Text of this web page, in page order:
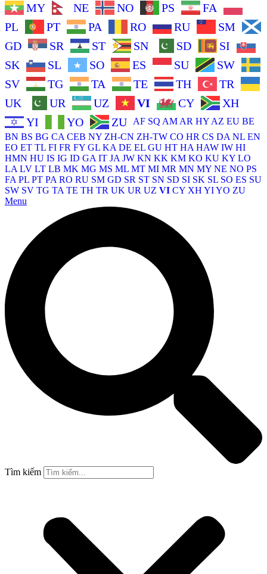
MY
NE NO PS
FA
PL
PT PA RO RU
SM
GD
SR ST SN SD
SI
SK
SL SO ES SU
SW
SV
TG TA TE TH
TR
UK
UR UZ VI CY
XH
YI
YO ZU AF SQ AM AR HY AZ EU BE
BN BS BG CA CEB NY ZH-CN ZH-TW CO HR CS DA NL EN
EO ET TL FI FR FY GL KA DE EL GU HT HA HAW IW HI
HMN HU IS IG ID GA IT JA JW KN KK KM KO KU KY LO
LA LV LT LB MK MG MS ML MT MI MR MN MY NE NO PS
FA PL PT PA RO RU SM GD SR ST SN SD SI SK SL SO ES SU
SW SV TG TA TE TH TR UK UR UZ VI CY XH YIYO ZU
Menu
Tìm kiếm